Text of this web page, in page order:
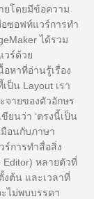
ยโดยมีข้อความ
ซอฟท์แวร์การทำ
ได้รวม
วร์ด้วย
หาที่อ่านรู้เรื่อง
ป็น Layout เรา
จายของตัวอักษร
ยนว่า ‘ตรงนี้เป็น
มือนกับภาษา
ร์การทำสื่อสิ่ง
Editor) หลายตัวที่
งต้น และเวลาที่
ะไม่พบบรรดา